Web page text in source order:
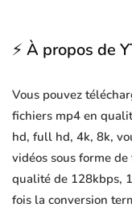
⚡ À propos de
Vous pouvez
fichiers mp4 en
hd, full hd, 4k, 8k,
vidéos sous forme
qualité de 128kbps,
fois la conversion